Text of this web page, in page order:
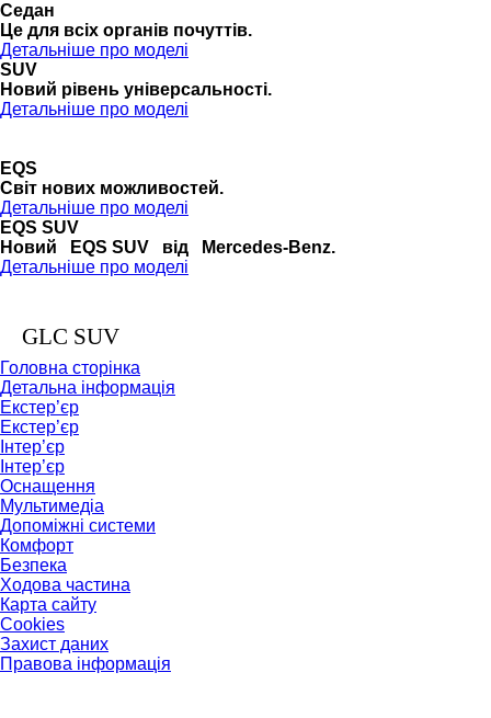
Седан
Це для всіх органів почуттів.
Детальніше про моделі
SUV
Новий рівень універсальності.
Детальніше про моделі
EQS
Cвіт нових можливостей.
Детальніше про моделі
EQS SUV
Новий EQS SUV від Mercedes-Benz.
Детальніше про моделі
GLC SUV
Головна сторінка
Детальна інформація
Екстер’єр
Екстер’єр
Інтер’єр
Інтер’єр
Оснащення
Мультимедіа
Допоміжні системи
Комфорт
Безпека
Ходова частина
Карта сайту
Cookies
Захист даних
Правова інформація